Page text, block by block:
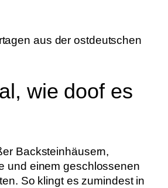
aus der ostdeutschen
wie doof es
Backsteinhäusern,
und einem geschlossenen
So klingt es zumindest in